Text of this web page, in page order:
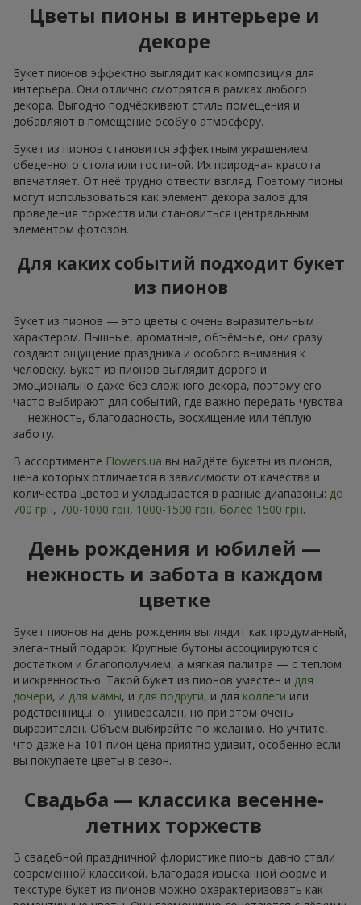
Цветы пионы в интерьере и
декоре
Букет пионов эффектно выглядит как композиция для
интерьера. Они отлично смотрятся в рамках любого
декора. Выгодно подчёркивают стиль помещения и
добавляют в помещение особую атмосферу.
Букет из пионов становится эффектным украшением
обеденного стола или гостиной. Их природная красота
впечатляет. От неё трудно отвести взгляд. Поэтому пионы
могут использоваться как элемент декора залов для
проведения торжеств или становиться центральным
элементом фотозон.
Для каких событий подходит букет
из пионов
Букет из пионов — это цветы с очень выразительным
характером. Пышные, ароматные, объёмные, они сразу
создают ощущение праздника и особого внимания к
человеку. Букет из пионов выглядит дорого и
эмоционально даже без сложного декора, поэтому его
часто выбирают для событий, где важно передать чувства
— нежность, благодарность, восхищение или тёплую
заботу.
В ассортименте Flowers.ua вы найдёте букеты из пионов,
цена которых отличается в зависимости от качества и
количества цветов и укладывается в разные диапазоны: до
700 грн, 700-1000 грн, 1000-1500 грн, более 1500 грн.
День рождения и юбилей —
нежность и забота в каждом
цветке
Букет пионов на день рождения выглядит как продуманный,
элегантный подарок. Крупные бутоны ассоциируются с
достатком и благополучием, а мягкая палитра — с теплом
и искренностью. Такой букет из пионов уместен и для
дочери, и для мамы, и для подруги, и для коллеги или
родственницы: он универсален, но при этом очень
выразителен. Объём выбирайте по желанию. Но учтите,
что даже на 101 пион цена приятно удивит, особенно если
вы покупаете цветы в сезон.
Свадьба — классика весенне-
летних торжеств
В свадебной праздничной флористике пионы давно стали
современной классикой. Благодаря изысканной форме и
текстуре букет из пионов можно охарактеризовать как